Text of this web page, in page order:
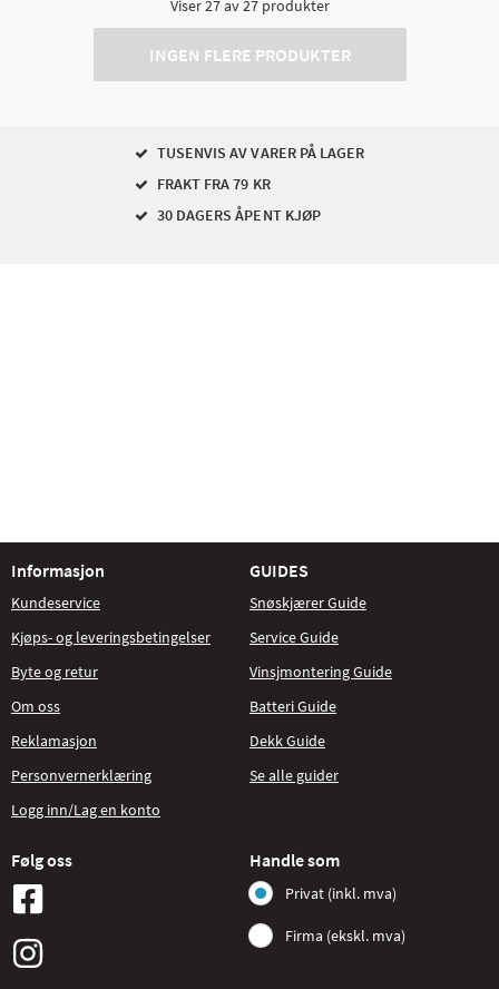
Viser27av27produkter
INGEN FLERE PRODUKTER
TUSENVIS AV VARER PÅ LAGER
FRAKT FRA 79 KR
30 DAGERS ÅPENT KJØP
Informasjon
Kundeservice
Kjøps- og leveringsbetingelser
Byte og retur
Om oss
Reklamasjon
Personvernerklæring
Logg inn/Lag en konto
GUIDES
Snøskjærer Guide
Service Guide
Vinsjmontering Guide
Batteri Guide
Dekk Guide
Se alle guider
Følg oss Handle som
Privat (inkl. mva)
Firma (ekskl. mva)